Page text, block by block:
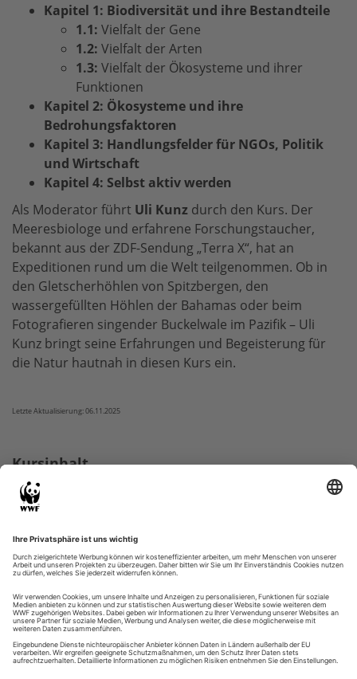
Kapitel 1: Biodiversität und ihre Bestandteile
1.1: Vielfalt der Gene
1.2: Vielfalt der Arten
1.3: Vielfalt der Ökosysteme und ihrer
Funktionen
Kapitel 2: Ökosysteme und ihre
Bedrohungsfaktoren
Kapitel 3: Handlungsfelder für NGOs, Politik
und Wirtschaft
Kapitel 4: Selbst aktiv werden
Als Moderator führt Uli Kunz durch den Kurs. Der
Meeresbiologe und erfahrene Forschungstaucher,
bekannt aus der ZDF-Sendung „Terra X“, hat an
Expeditionen rund um die Welt teilgenommen. Ob in
den Gletscherhöhlen von Spitzbergen, den
wassergefüllten Höhlen der Bahamas oder beim
Fotografieren singender Buckelwale im Pazifik – Uli
Kunz bringt seine Erfahrungen und Begeisterung für
die Natur hautnah in diesen Kurs ein.
Letzte Aktualisierung: 06.11.2025
Kursinhalt
Kurs starten
Feedback
WWF Zertifikat